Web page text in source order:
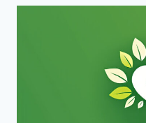
À
GUIDE
DES